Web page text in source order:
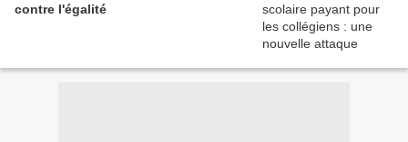
contre l'égalité